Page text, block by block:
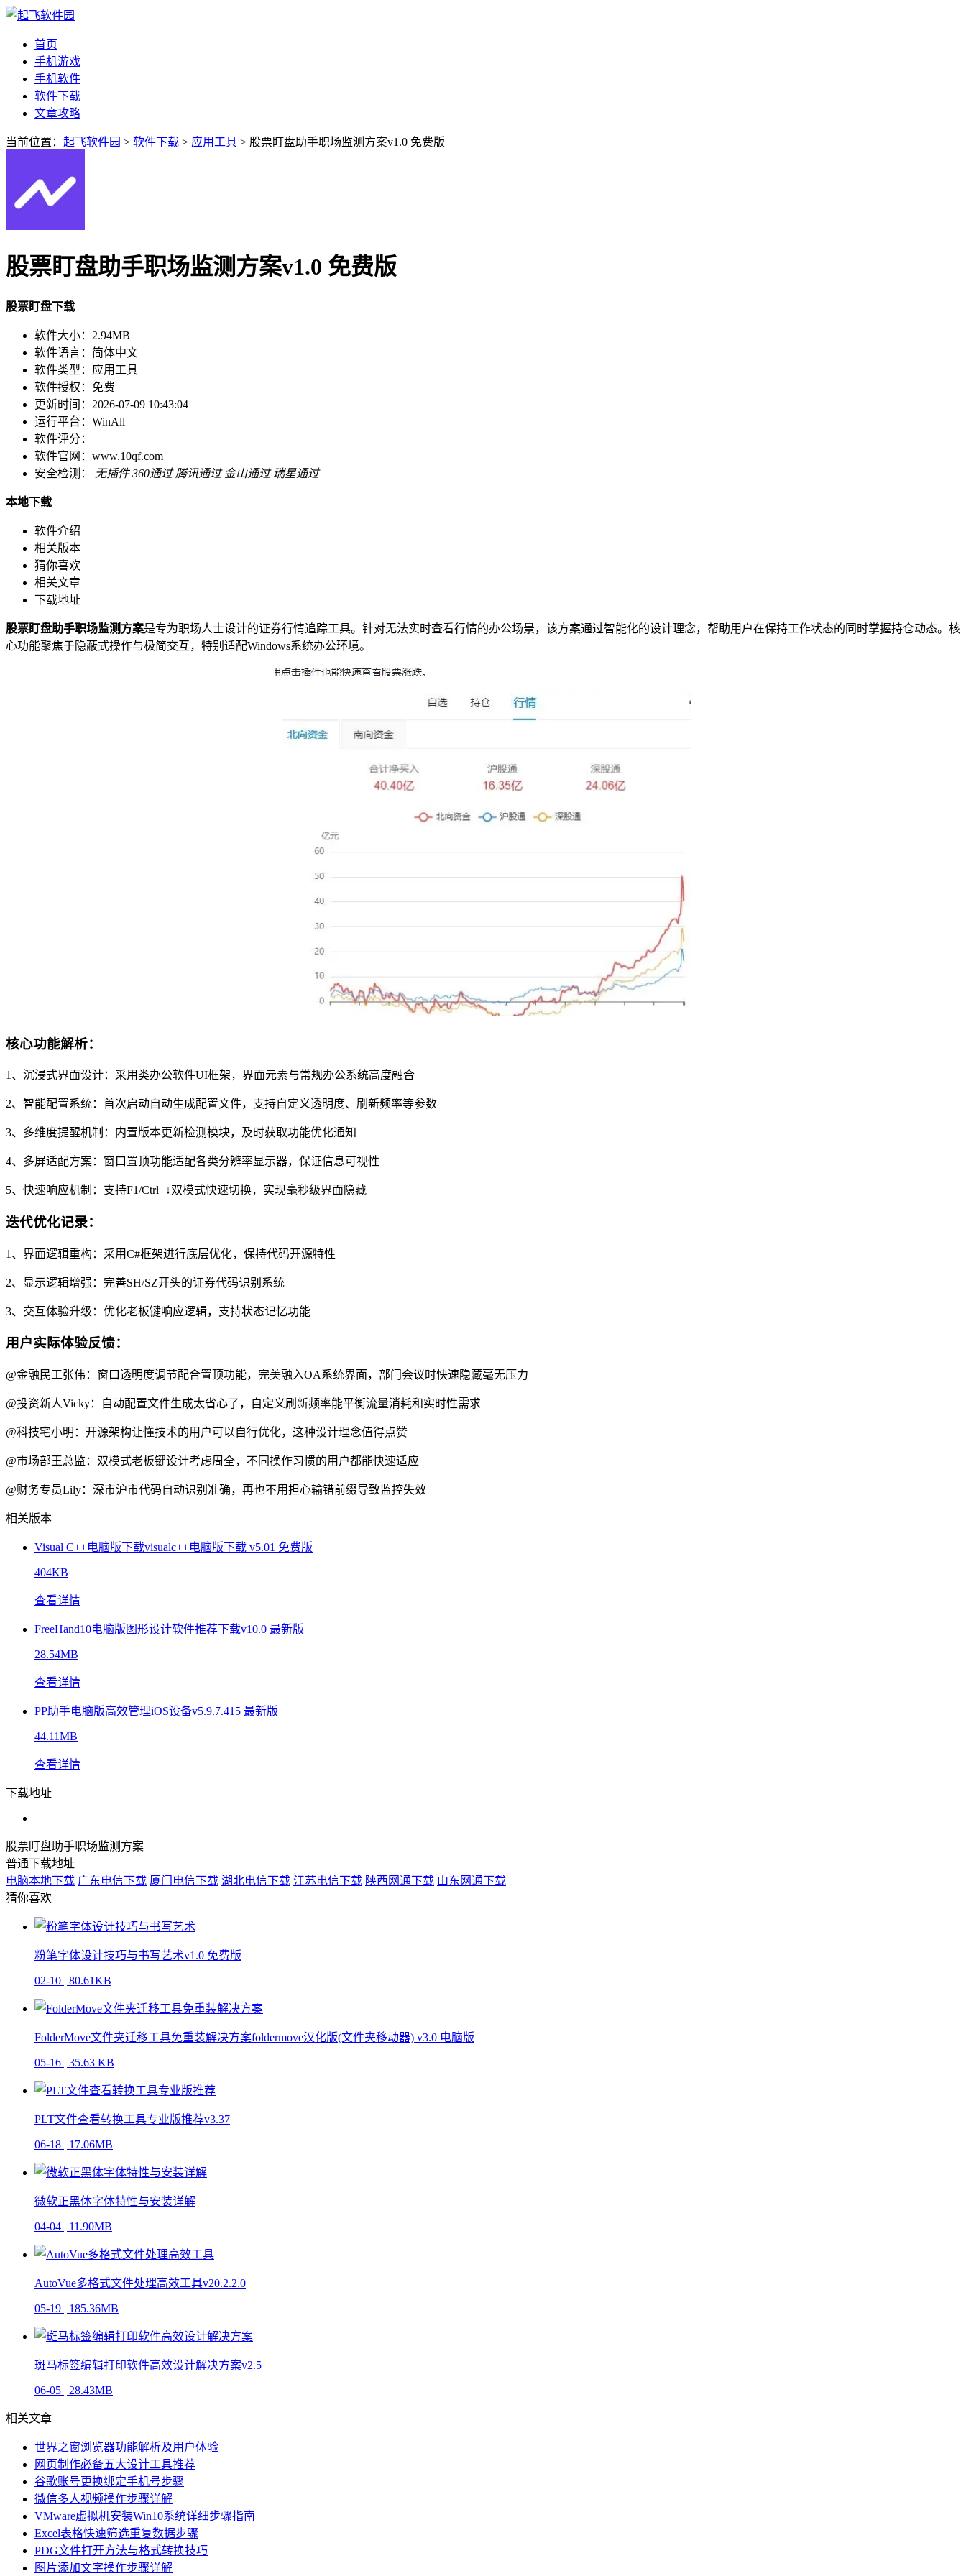
首页
手机游戏
手机软件
软件下载
文章攻略
当前位置： 起飞软件园 > 软件下载 > 应用工具 > 股票盯盘助手职场监测方案v1.0 免费版
股票盯盘助手职场监测方案v1.0 免费版
股票盯盘下载
软件大小： 2.94MB
软件语言： 简体中文
软件类型： 应用工具
软件授权： 免费
更新时间： 2026-07-09 10:43:04
运行平台： WinAll
软件评分：
软件官网： www.10qf.com
安全检测：
无插件 360通过 腾讯通过 金山通过 瑞星通过
本地下载
软件介绍
相关版本
猜你喜欢
相关文章
下载地址
股票盯盘助手职场监测方案是专为职场人士设计的证券行情追踪工具。针对无法实时查看行情的办公场景，该方案通过智能化的设计理念，帮助用户在保持工作状态的同时掌握持仓动态。核
心功能聚焦于隐蔽式操作与极简交互，特别适配Windows系统办公环境。
核心功能解析：
1、沉浸式界面设计：采用类办公软件UI框架，界面元素与常规办公系统高度融合
2、智能配置系统：首次启动自动生成配置文件，支持自定义透明度、刷新频率等参数
3、多维度提醒机制：内置版本更新检测模块，及时获取功能优化通知
4、多屏适配方案：窗口置顶功能适配各类分辨率显示器，保证信息可视性
5、快速响应机制：支持F1/Ctrl+↓双模式快速切换，实现毫秒级界面隐藏
迭代优化记录：
1、界面逻辑重构：采用C#框架进行底层优化，保持代码开源特性
2、显示逻辑增强：完善SH/SZ开头的证券代码识别系统
3、交互体验升级：优化老板键响应逻辑，支持状态记忆功能
用户实际体验反馈：
@金融民工张伟：窗口透明度调节配合置顶功能，完美融入OA系统界面，部门会议时快速隐藏毫无压力
@投资新人Vicky：自动配置文件生成太省心了，自定义刷新频率能平衡流量消耗和实时性需求
@科技宅小明：开源架构让懂技术的用户可以自行优化，这种设计理念值得点赞
@市场部王总监：双模式老板键设计考虑周全，不同操作习惯的用户都能快速适应
@财务专员Lily：深市沪市代码自动识别准确，再也不用担心输错前缀导致监控失效
相关版本
Visual C++电脑版下载visualc++电脑版下载 v5.01 免费版
404KB
查看详情
FreeHand10电脑版图形设计软件推荐下载v10.0 最新版
28.54MB
查看详情
PP助手电脑版高效管理iOS设备v5.9.7.415 最新版
44.11MB
查看详情
下载地址
股票盯盘助手职场监测方案
普通下载地址
电脑本地下载 广东电信下载 厦门电信下载 湖北电信下载 江苏电信下载 陕西网通下载 山东网通下载
猜你喜欢
粉笔字体设计技巧与书写艺术v1.0 免费版
02-10 | 80.61KB
FolderMove文件夹迁移工具免重装解决方案foldermove汉化版(文件夹移动器) v3.0 电脑版
05-16 | 35.63 KB
PLT文件查看转换工具专业版推荐v3.37
06-18 | 17.06MB
微软正黑体字体特性与安装详解
04-04 | 11.90MB
AutoVue多格式文件处理高效工具v20.2.2.0
05-19 | 185.36MB
斑马标签编辑打印软件高效设计解决方案v2.5
06-05 | 28.43MB
相关文章
世界之窗浏览器功能解析及用户体验
网页制作必备五大设计工具推荐
谷歌账号更换绑定手机号步骤
微信多人视频操作步骤详解
VMware虚拟机安装Win10系统详细步骤指南
Excel表格快速筛选重复数据步骤
PDG文件打开方法与格式转换技巧
图片添加文字操作步骤详解